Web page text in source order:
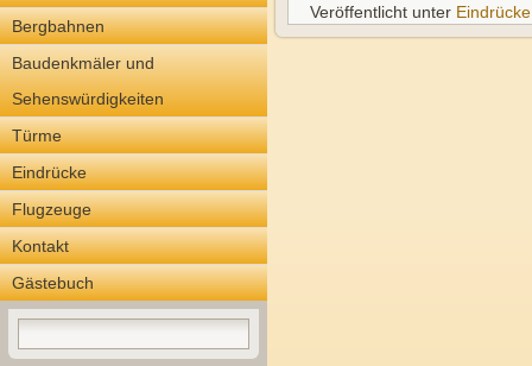
Bergbahnen
Baudenkmäler und
Sehenswürdigkeiten
Türme
Eindrücke
Flugzeuge
Kontakt
Gästebuch
Veröffentlicht unter Eindrücke